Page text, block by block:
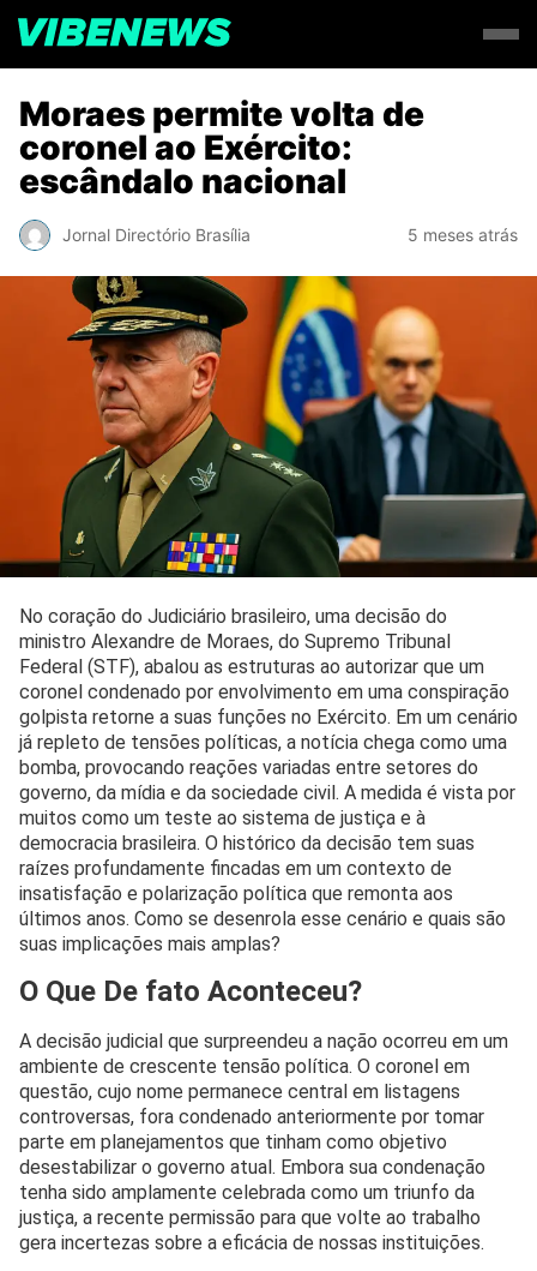
Moraes permite volta de
coronel ao Exército:
escândalo nacional
Jornal Directório Brasília 5 meses atrás
No coração do Judiciário brasileiro, uma decisão do
ministro Alexandre de Moraes, do Supremo Tribunal
Federal (STF), abalou as estruturas ao autorizar que um
coronel condenado por envolvimento em uma conspiração
golpista retorne a suas funções no Exército. Em um cenário
já repleto de tensões políticas, a notícia chega como uma
bomba, provocando reações variadas entre setores do
governo, da mídia e da sociedade civil. A medida é vista por
muitos como um teste ao sistema de justiça e à
democracia brasileira. O histórico da decisão tem suas
raízes profundamente fincadas em um contexto de
insatisfação e polarização política que remonta aos
últimos anos. Como se desenrola esse cenário e quais são
suas implicações mais amplas?
O Que De fato Aconteceu?
A decisão judicial que surpreendeu a nação ocorreu em um
ambiente de crescente tensão política. O coronel em
questão, cujo nome permanece central em listagens
controversas, fora condenado anteriormente por tomar
parte em planejamentos que tinham como objetivo
desestabilizar o governo atual. Embora sua condenação
tenha sido amplamente celebrada como um triunfo da
justiça, a recente permissão para que volte ao trabalho
gera incertezas sobre a eficácia de nossas instituições.